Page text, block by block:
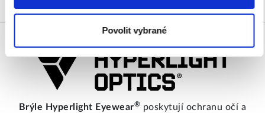
Povolit vybrané
Brý​le Hyperlight Eyewear® poskytují ochranu očí a